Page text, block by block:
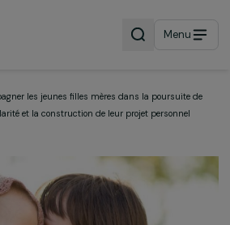
Menu
les jeunes filles mères dans la poursuite